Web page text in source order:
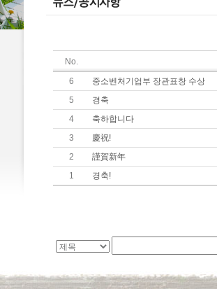
No.
6
중소벤처기업부 장관표창 수상
5
경축
4
축하합니다
3
慶祝!
2
謹賀新年
1
경축!